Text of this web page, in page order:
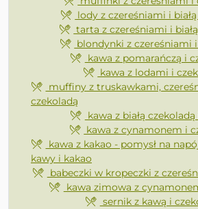
lody z czereśniami i
tarta z czereśniami i
blondynki z czereśniami
kawa z pomarańczą i
kawa z lodami i
muffiny z truskawkami,
czekoladą
kawa z białą
kawa z cynamonem i
kawa z kakao - pomysł na
kawy i kakao
babeczki w kropeczki z
kawa zimowa z
sernik z kawą i